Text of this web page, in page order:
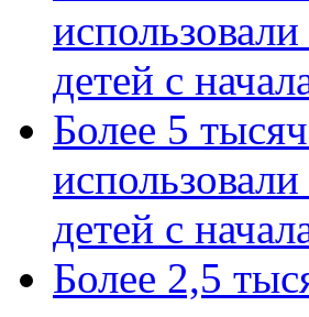
детей с
Более 5
детей с
Более 2,5